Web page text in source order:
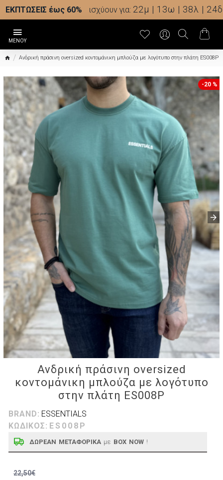
ΕΚΠΤΩΣΕΙΣ έως 60% ισχύουν για: 22μ | 13ω | 38λ | 23δ
Ανδρική πράσινη oversized κοντομάνικη μπλούζα με λογότυπο στην πλάτη ES008P
-20 %
Ανδρική πράσινη oversized
κοντομάνικη μπλούζα με λογότυπο
στην πλάτη ES008P
ΔΩΡΕΑΝ ΜΕΤΑΦΟΡΙΚΑ με BOX NOW !
BRAND: ESSENTIALS
ΚΩΔΙΚΟΣ: ES008P
22,50€